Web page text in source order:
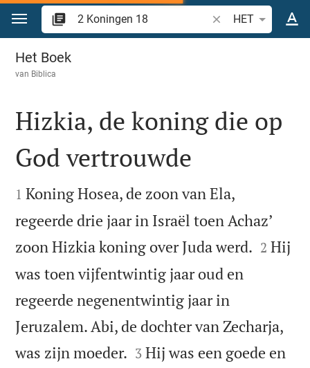
Spring naar inhoud
Zoek Bijbelvers of
HET
2 Koningen 18
Het Boek
van Biblica

Hizkia, de koning die op
God vertrouwde

1 Koning Hosea, de zoon van Ela,
regeerde drie jaar in Israël toen Achazʼ
zoon Hizkia koning over Juda werd. 

2 Hij
was toen vijfentwintig jaar oud en
regeerde negenentwintig jaar in
Jeruzalem. Abi, de dochter van Zecharja,
was zijn moeder. 

3 Hij was een goede en